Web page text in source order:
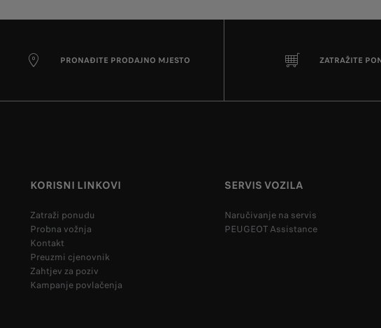
PRONAĐITE PRODAJNO MJESTO ZATRAŽITE
KORISNI LINKOVI
Zatraži ponudu
Probna vožnja
Kontakt
Preuzmi cjenovnik
Zahtjev za poziv
Kampanje povlačenja
SERVIS VOZILA
Naručivanje na servis
PEUGEOT Assistance